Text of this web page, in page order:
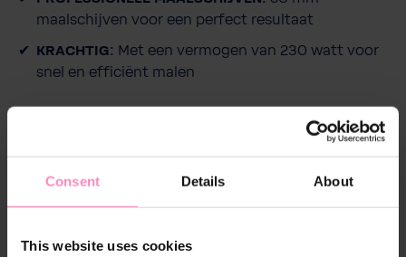
Consent Details About
This website uses cookies
maalschijven voor een perfect resultaat
KRACHTIG: Met een vermogen van 230 watt voor
snel en efficiënt malen
Beschrijving
De Stone Mine espressomachine valt op door zijn